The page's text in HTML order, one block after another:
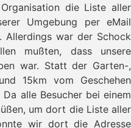
die Liste aller
Umgebung per eMail
Allerdings war der Schock
mußten, dass unsere
war. Statt der Garten-,
15km vom Geschehen
alle Besucher bei einem
um dort die Liste aller
wir dort die Adresse